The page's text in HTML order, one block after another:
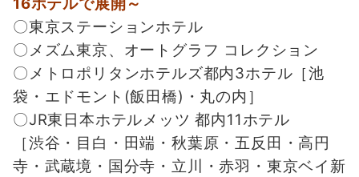
16ホテルで展開～
〇東京ステーションホテル
〇メズム東京、オートグラフ コレクション
〇メトロポリタンホテルズ都内3ホテル［池
袋・エドモント(飯田橋)・丸の内］
〇JR東日本ホテルメッツ 都内11ホテル
［渋谷・目白・田端・秋葉原・五反田・高円
寺・武蔵境・国分寺・立川・赤羽・東京ベイ新